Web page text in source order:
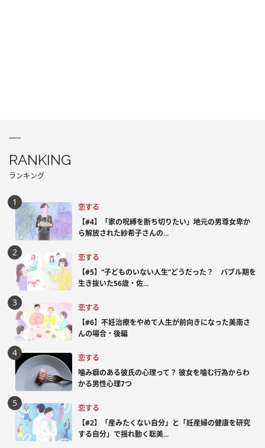
RANKING
ランキング
恋する
【#4】「家の呪縛を断ち切りたい」地元の男尊女卑か
ら解放された紗希子さんの...
恋する
【#5】“子どものいない人生”どうだった？ バブル期を
生き抜いた56歳・佐...
恋する
【#6】不妊治療をやめて人生が前向きになった美南さ
んの場合・後編
恋する
噛み癖のある彼氏の心理って？ 彼女を噛む行為からわ
かる男性心理7つ
恋する
【#2】「産みたくない自分」と「妊産婦の健康を研究
する自分」で揺れ動く聡美...